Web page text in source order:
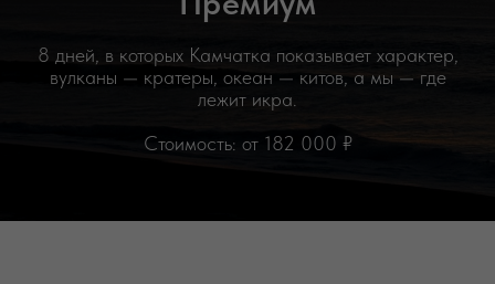
8 дней, в которых Камчатка показывает характер,
вулканы — кратеры, океан — китов, а мы — где
лежит икра.
Стоимость: от 182 000 ₽